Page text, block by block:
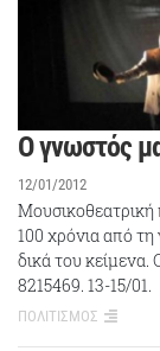
Ο γνωστός
12/01/2012
100 χρόνια από
δικά του
8215469. 13-15/01.
ΠΟΛΙΤΙΣΜΟΣ